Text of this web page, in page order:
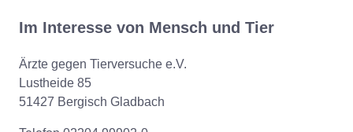
Im Interesse von Mensch und Tier
Ärzte gegen Tierversuche e.V.
Lustheide 85
51427 Bergisch Gladbach